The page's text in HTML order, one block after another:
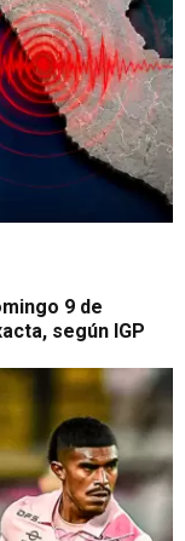
9 de
según IGP